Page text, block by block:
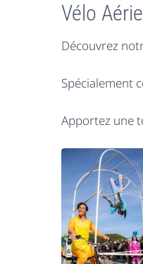
Vélo
Découvrez
Spécialement
Apportez une